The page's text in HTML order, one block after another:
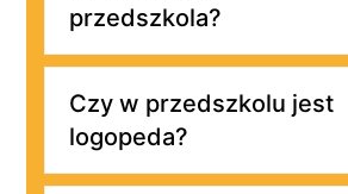
przedszkola?
Czy w przedszkolu jest
logopeda?